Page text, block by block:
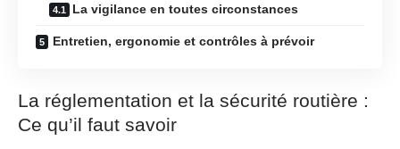
La vigilance en toutes circonstances
Entretien, ergonomie et contrôles à prévoir
La réglementation et la sécurité routière :
Ce qu’il faut savoir